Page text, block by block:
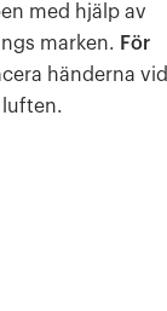
med hjälp av
marken. För
händerna vid